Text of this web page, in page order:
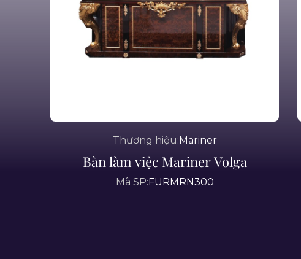
Thương hiệu: Mariner
Bàn làm việc Mariner Volga
Mã SP: FURMRN300